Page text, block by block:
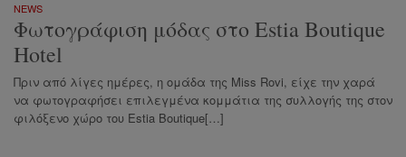
NEWS
Φωτογράφιση μόδας στο Estia Boutique
Hotel
Πριν από λίγες ημέρες, η ομάδα της Miss Rovi, είχε την χαρά
να φωτογραφήσει επιλεγμένα κομμάτια της συλλογής της στον
φιλόξενο χώρο του Estia Boutique[…]